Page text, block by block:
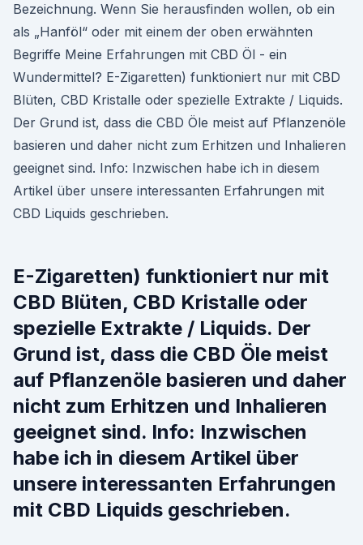
Bezeichnung. Wenn Sie herausfinden wollen, ob ein
als „Hanföl“ oder mit einem der oben erwähnten
Begriffe Meine Erfahrungen mit CBD Öl - ein
Wundermittel? E-Zigaretten) funktioniert nur mit CBD
Blüten, CBD Kristalle oder spezielle Extrakte / Liquids.
Der Grund ist, dass die CBD Öle meist auf Pflanzenöle
basieren und daher nicht zum Erhitzen und Inhalieren
geeignet sind. Info: Inzwischen habe ich in diesem
Artikel über unsere interessanten Erfahrungen mit
CBD Liquids geschrieben.
E-Zigaretten) funktioniert nur mit
CBD Blüten, CBD Kristalle oder
spezielle Extrakte / Liquids. Der
Grund ist, dass die CBD Öle meist
auf Pflanzenöle basieren und daher
nicht zum Erhitzen und Inhalieren
geeignet sind. Info: Inzwischen
habe ich in diesem Artikel über
unsere interessanten Erfahrungen
mit CBD Liquids geschrieben.